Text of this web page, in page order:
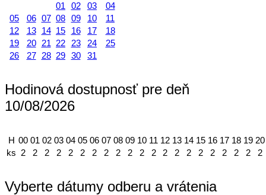
01
02 03
04
05
06 07 08 09 10
11
12
13 14 15 16 17
18
19
20 21 22 23 24
25
26
27 28 29 30 31
Hodinová dostupnosť pre deň
10/08/2026
H 00 01 02 03 04 05 06 07 08 09 10 11 12 13 14 15 16 17 18 19 20
ks 2 2 2 2 2 2 2 2 2 2 2 2 2 2 2 2 2 2 2 2 2
Vyberte dátumy odberu a vrátenia